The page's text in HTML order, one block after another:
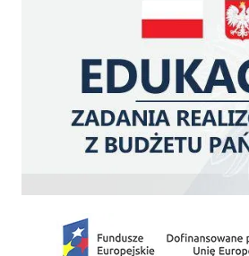
Zakup fabrycznie nowego, średniego